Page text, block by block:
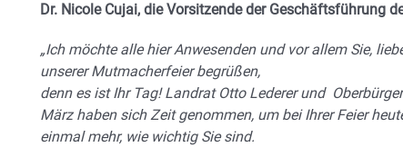
Dr. Nicole Cujai, die Vorsitzende der Geschäftsführung
„Ich möchte alle hier Anwesenden und vorallem Sie,
unserer Mutmacherfeier begrüßen,
denn es ist Ihr Tag! Landrat Otto Lederer und
März haben sich Zeit genommen, um bei Ihrer Feier
einmal mehr, wie wichtig Sie sind.